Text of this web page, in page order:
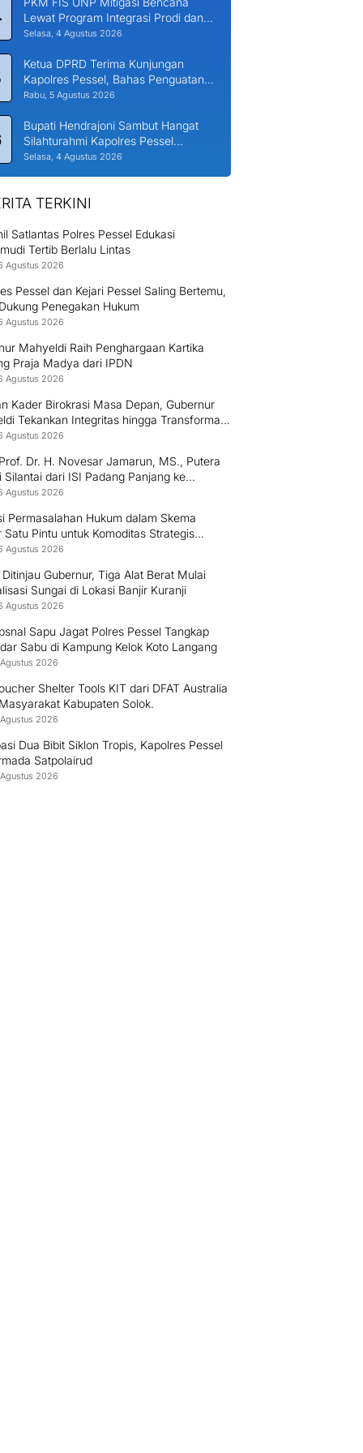
Lewat Program Integrasi Prodi dan
Nagari di Padang Laweh Malalo
Selasa, 4 Agustus 2026
Ketua DPRD Terima Kunjungan
Kapolres Pessel, Bahas Penguatan
Kerjasama Hankamtibmas
Rabu, 5 Agustus 2026
Bupati Hendrajoni Sambut Hangat
Silahturahmi Kapolres Pessel
Bersama PJU
Selasa, 4 Agustus 2026
TERKINI
Satlantas Polres Pessel Edukasi
Tertib Berlalu Lintas
Agustus 2026
Pessel dan Kejari Pessel Saling Bertemu,
Penegakan Hukum
Agustus 2026
Mahyeldi Raih Penghargaan Kartika
Praja Madya dari IPDN
Agustus 2026
Kader Birokrasi Masa Depan, Gubernur
Tekankan Integritas hingga Transformasi
Praja IPDN Asal Sumbar
Agustus 2026
Dr. H. Novesar Jamarun, MS., Putera
Silantai dari ISI Padang Panjang ke
Dharma Andalas
Agustus 2026
Permasalahan Hukum dalam Skema
Satu Pintu untuk Komoditas Strategis
Agustus 2026
Gubernur, Tiga Alat Berat Mulai
Sungai di Lokasi Banjir Kuranji
Agustus 2026
Sapu Jagat Polres Pessel Tangkap
Sabu di Kampung Kelok Koto Langang
2026
Shelter Tools KIT dari DFAT Australia
Kabupaten Solok.
2026
Dua Bibit Siklon Tropis, Kapolres Pessel
Satpolairud
2026